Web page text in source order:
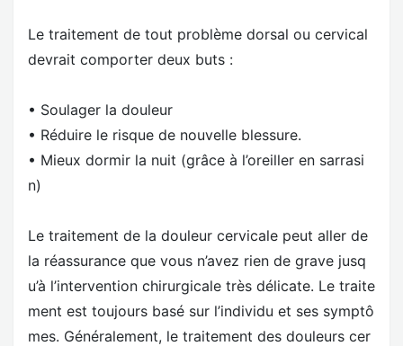
Le traitement de tout problème dorsal ou cervical
devrait comporter deux buts :
• Soulager la douleur
• Réduire le risque de nouvelle blessure.
• Mieux dormir la nuit (grâce à l’oreiller en sarrasi
n)
Le traitement de la douleur cervicale peut aller de
la réassurance que vous n’avez rien de grave jusq
u’à l’intervention chirurgicale très délicate. Le traite
ment est toujours basé sur l’individu et ses symptô
mes. Généralement, le traitement des douleurs cer